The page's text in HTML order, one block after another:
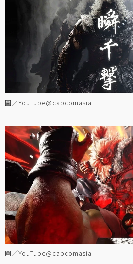
圖／YouTube@capcomasia
圖／YouTube@capcomasia